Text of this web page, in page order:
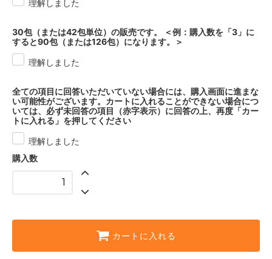
理解しました
30包（または42包単位）の販売です。 ＜例：購入数を「3」に
すると90包（または126包）になります。＞
理解しました
全ての項目に回答いただいていない場合には、購入画面に進まな
い可能性がございます。カートに入れることができない場合につ
いては、必ず未回答の項目（赤字表示）に回答の上、再度「カー
トに入れる」を押してください
理解しました
購入数
カートに入れる